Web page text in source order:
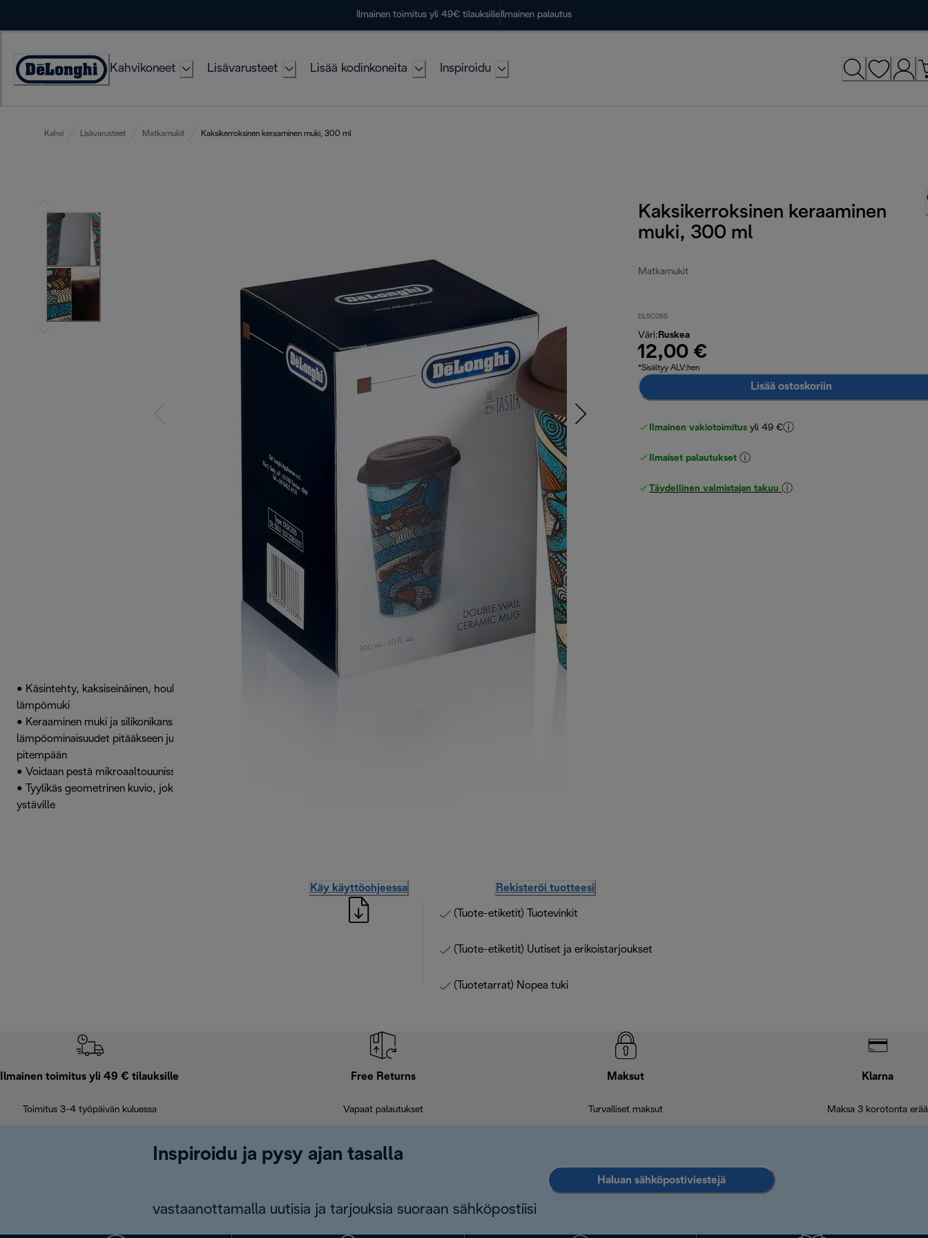
Ilmainen toimitus yli 49€ tilauksille Ilmainen palautus
Accessibility
Kahvikoneet Lisävarusteet Lisää kodinkoneita Inspiroidu
Kahvi Lisävarusteet Matkamukit Kaksikerroksinen keraaminen muki, 300 ml
Kaksikerroksinen keraaminen
muki, 300 ml
Matkamukit
DLSC055
Väri: Ruskea
12,00 €
*Sisältyy ALV:hen
Lisää ostoskoriin
Ilmainen vakiotoimitus yli 49 €
Ilmaiset palautukset
Täydellinen valmistajan takuu
• Käsintehty, kaksiseinäinen, houkuttelevan muotoinen
lämpömuki
• Keraaminen muki ja silikonikansi, jolla on
lämpöominaisuudet pitääkseen juomasi lämpimänä
pitempään
• Voidaan pestä mikroaaltouunissa ja astianpesukoneessa
• Tyylikäs geometrinen kuvio, joka on suunniteltu kahvin
ystäville
Käy käyttöohjeessa Rekisteröi tuotteesi
(Tuote-etiketit) Tuotevinkit
(Tuote-etiketit) Uutiset ja erikoistarjoukset
(Tuotetarrat) Nopea tuki
Ilmainen toimitus yli 49 € tilauksille
Toimitus 3-4 työpäivän kuluessa
Free Returns
Vapaat palautukset
Maksut
Turvalliset maksut
Klarna
Maksa 3 korotonta erää
Inspiroidu ja pysy ajan tasalla
vastaanottamalla uutisia ja tarjouksia suoraan sähköpostiisi
Haluan sähköpostiviestejä